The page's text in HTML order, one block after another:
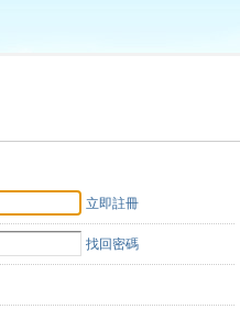
立即註冊
找回密碼